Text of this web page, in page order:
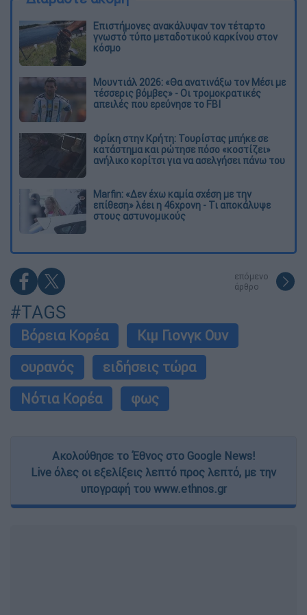
Επιστήμονες ανακάλυψαν τον τέταρτο
γνωστό τύπο μεταδοτικού καρκίνου στον
κόσμο
Μουντιάλ 2026: «Θα ανατινάξω τον Μέσι με
τέσσερις βόμβες» - Οι τρομοκρατικές
απειλές που ερεύνησε το FBI
Φρίκη στην Κρήτη: Τουρίστας μπήκε σε
κατάστημα και ρώτησε πόσο «κοστίζει»
ανήλικο κορίτσι για να ασελγήσει πάνω του
Marfin: «Δεν έχω καμία σχέση με την
επίθεση» λέει η 46χρονη - Τι αποκάλυψε
στους αστυνομικούς
επόμενο
άρθρο
#TAGS
Βόρεια Κορέα
Κιμ Γιονγκ Ουν
ουρανός
ειδήσεις τώρα
Νότια Κορέα
φως
Ακολούθησε το Έθνος στο Google News!
Live όλες οι εξελίξεις λεπτό προς λεπτό, με την
υπογραφή του www.ethnos.gr